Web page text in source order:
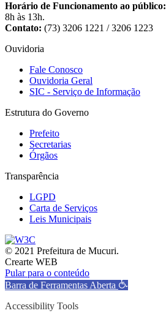
Horário de Funcionamento ao público:
8h às 13h.
Contato: (73) 3206 1221 / 3206 1223
Ouvidoria
Fale Conosco
Ouvidoria Geral
SIC - Serviço de Informação
Estrutura do Governo
Prefeito
Secretarias
Órgãos
Transparência
LGPD
Carta de Serviços
Leis Municipais
© 2021 Prefeitura de Mucuri.
Crearte WEB
Pular para o conteúdo
Barra de Ferramentas Aberta
Accessibility Tools